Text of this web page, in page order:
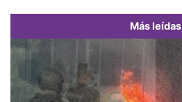
Más leídas